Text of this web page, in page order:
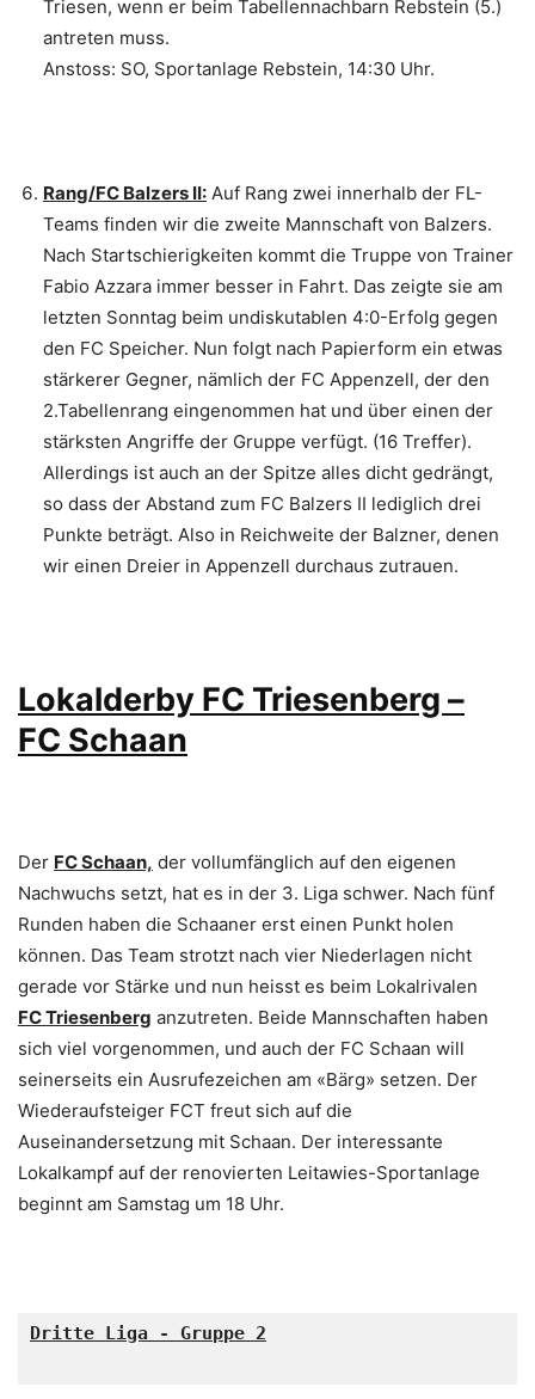
Triesen, wenn er beim Tabellennachbarn Rebstein (5.)
antreten muss.
Anstoss: SO, Sportanlage Rebstein, 14:30 Uhr.
Rang/FC Balzers II: Auf Rang zwei innerhalb der FL-
Teams finden wir die zweite Mannschaft von Balzers.
Nach Startschierigkeiten kommt die Truppe von Trainer
Fabio Azzara immer besser in Fahrt. Das zeigte sie am
letzten Sonntag beim undiskutablen 4:0-Erfolg gegen
den FC Speicher. Nun folgt nach Papierform ein etwas
stärkerer Gegner, nämlich der FC Appenzell, der den
2.Tabellenrang eingenommen hat und über einen der
stärksten Angriffe der Gruppe verfügt. (16 Treffer).
Allerdings ist auch an der Spitze alles dicht gedrängt,
so dass der Abstand zum FC Balzers II lediglich drei
Punkte beträgt. Also in Reichweite der Balzner, denen
wir einen Dreier in Appenzell durchaus zutrauen.
Lokalderby FC Triesenberg –
FC Schaan
Der FC Schaan, der vollumfänglich auf den eigenen
Nachwuchs setzt, hat es in der 3. Liga schwer. Nach fünf
Runden haben die Schaaner erst einen Punkt holen
können. Das Team strotzt nach vier Niederlagen nicht
gerade vor Stärke und nun heisst es beim Lokalrivalen
FC Triesenberg anzutreten. Beide Mannschaften haben
sich viel vorgenommen, und auch der FC Schaan will
seinerseits ein Ausrufezeichen am «Bärg» setzen. Der
Wiederaufsteiger FCT freut sich auf die
Auseinandersetzung mit Schaan. Der interessante
Lokalkampf auf der renovierten Leitawies-Sportanlage
beginnt am Samstag um 18 Uhr.
Dritte Liga - Gruppe 2